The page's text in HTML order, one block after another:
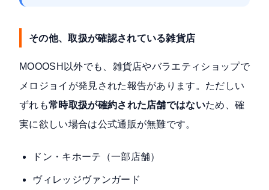
その他、取扱が確認されている雑貨店
MOOOSH以外でも、雑貨店やバラエティショップで
メロジョイが発見された報告があります。ただしい
ずれも常時取扱が確約された店舗ではないため、確
実に欲しい場合は公式通販が無難です。
ドン・キホーテ（一部店舗）
ヴィレッジヴァンガード